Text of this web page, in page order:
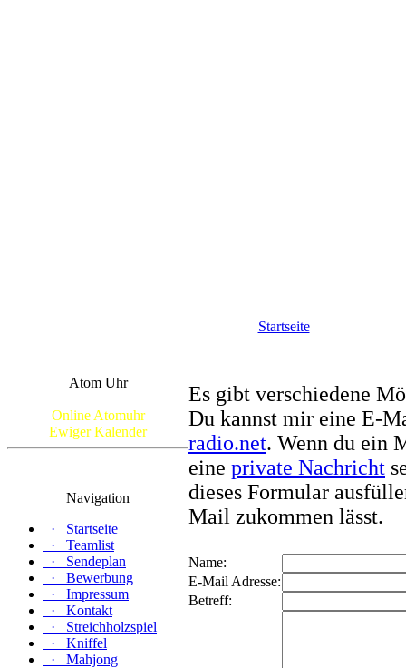
Startseite
Atom Uhr
Online Atomuhr
Ewiger Kalender
Navigation
·
Startseite
·
Teamlist
·
Sendeplan
·
Bewerbung
·
Impressum
·
Kontakt
·
Streichholzspiel
·
Kniffel
·
Mahjong
Es gibt verschiedene
Du kannst mir eine E-
radio.net. Wenn du ein
eine private Nachricht
dieses Formular
Mail zukommen lässt.
Name:
E-Mail Adresse:
Betreff: